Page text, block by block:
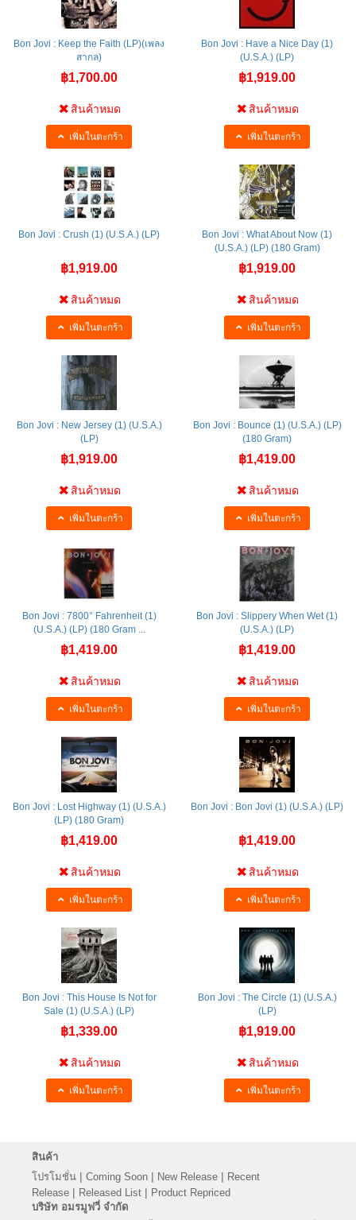
Bon Jovi : Keep the Faith (LP)(เพลง
สากล)
฿1,700.00
สินค้าหมด
เพิ่มในตะกร้า
Bon Jovi : Have a Nice Day (1)
(U.S.A.) (LP)
฿1,919.00
สินค้าหมด
เพิ่มในตะกร้า
Bon Jovi : Crush (1) (U.S.A.) (LP)
฿1,919.00
สินค้าหมด
เพิ่มในตะกร้า
Bon Jovi : What About Now (1)
(U.S.A.) (LP) (180 Gram)
฿1,919.00
สินค้าหมด
เพิ่มในตะกร้า
Bon Jovi : New Jersey (1) (U.S.A.)
(LP)
฿1,919.00
สินค้าหมด
เพิ่มในตะกร้า
Bon Jovi : Bounce (1) (U.S.A.) (LP)
(180 Gram)
฿1,419.00
สินค้าหมด
เพิ่มในตะกร้า
Bon Jovi : 7800° Fahrenheit (1)
(U.S.A.) (LP) (180 Gram ...
฿1,419.00
สินค้าหมด
เพิ่มในตะกร้า
Bon Jovi : Slippery When Wet (1)
(U.S.A.) (LP)
฿1,419.00
สินค้าหมด
เพิ่มในตะกร้า
Bon Jovi : Lost Highway (1) (U.S.A.)
(LP) (180 Gram)
฿1,419.00
สินค้าหมด
เพิ่มในตะกร้า
Bon Jovi : Bon Jovi (1) (U.S.A.) (LP)
฿1,419.00
สินค้าหมด
เพิ่มในตะกร้า
Bon Jovi : This House Is Not for
Sale (1) (U.S.A.) (LP)
฿1,339.00
สินค้าหมด
เพิ่มในตะกร้า
Bon Jovi : The Circle (1) (U.S.A.)
(LP)
฿1,919.00
สินค้าหมด
เพิ่มในตะกร้า
สินค้า
โปรโมชั่น | Coming Soon | New Release | Recent
Release | Released List | Product Repriced
บริษัท อมรมูฟวี่ จำกัด